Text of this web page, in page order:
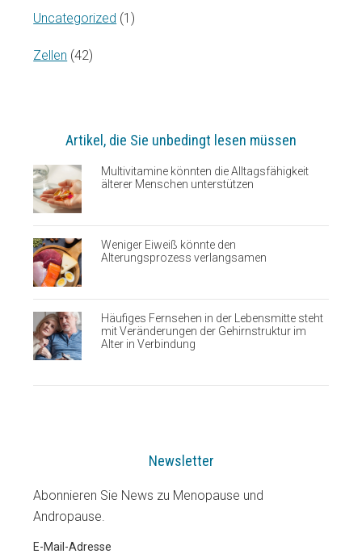
Uncategorized (1)
Zellen (42)
Artikel, die Sie unbedingt lesen müssen
Multivitamine könnten die Alltagsfähigkeit
älterer Menschen unterstützen
Weniger Eiweiß könnte den
Alterungsprozess verlangsamen
Häufiges Fernsehen in der Lebensmitte steht
mit Veränderungen der Gehirnstruktur im
Alter in Verbindung
Newsletter
Abonnieren Sie News zu Menopause und
Andropause.
E-Mail-Adresse